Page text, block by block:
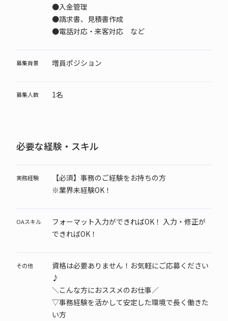
●入金管理
●請求書、見積書作成
●電話対応・来客対応 など
募集背景 増員ポジション
募集人数 1名
必要な経験・スキル
実務経験
【必須】事務のご経験をお持ちの方
※業界未経験OK！
OAスキル
フォーマット入力ができればOK！ 入力・修正が
できればOK！
その他
資格は必要ありません！お気軽にご応募ください
♪
＼こんな方におススメのお仕事／
▽事務経験を活かして安定した環境で長く働きた
い方